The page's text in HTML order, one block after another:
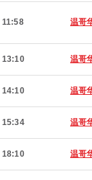
11:58 温哥
13:10 温哥
14:10 温哥
15:34 温哥
18:10 温哥